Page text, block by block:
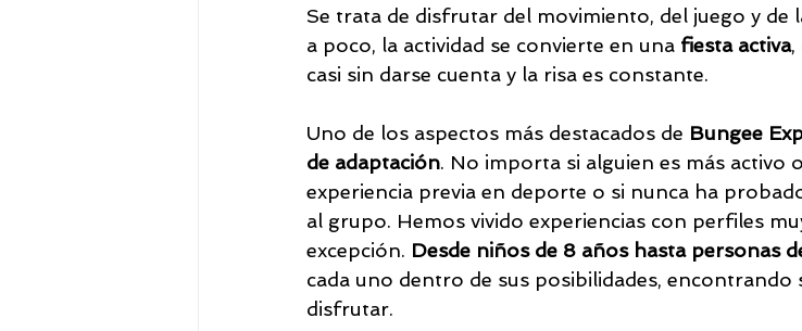
Se trata de disfrutar del movimiento, del juego y de
a poco, la actividad se convierte en una fiesta activa,
casi sin darse cuenta y la risa es constante.
Uno de los aspectos más destacados de Bungee
de adaptación. No importa si alguien es más activo
experiencia previa en deporte o si nunca ha
al grupo. Hemos vivido experiencias con perfiles
excepción. Desde niños de 8 años hasta personas
cada uno dentro de sus posibilidades,
disfrutar.